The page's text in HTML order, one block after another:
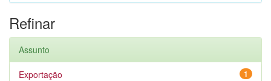
Refinar
Assunto
1
Exportação